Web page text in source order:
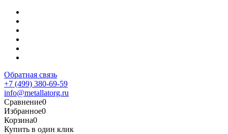
Обратная связь
+7 (499) 380-69-59
info@metallatorg.ru
Сравнение0
Избранное0
Корзина0
Купить в один клик